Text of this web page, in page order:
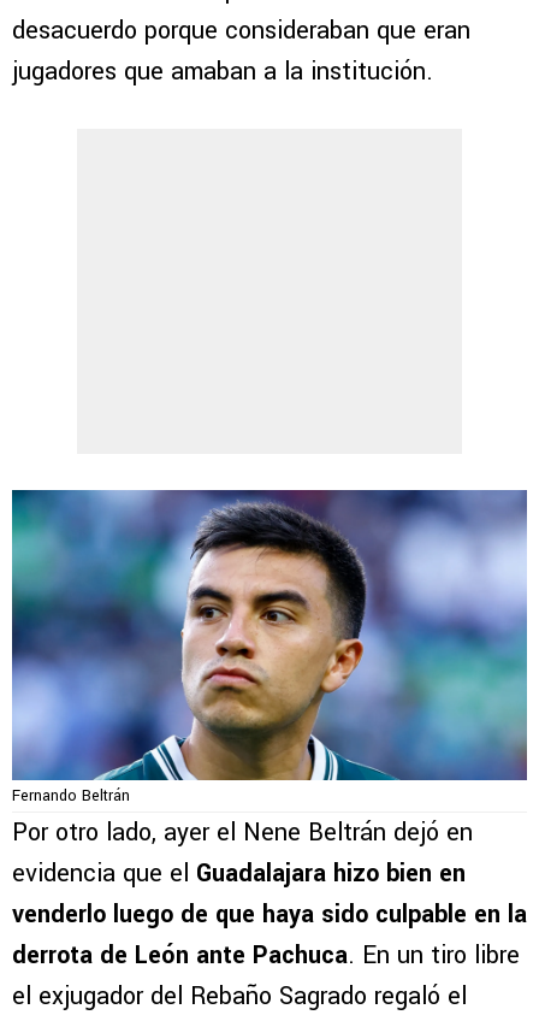
desacuerdo porque consideraban que eran
jugadores que amaban a la institución.
Fernando Beltrán
Por otro lado, ayer el Nene Beltrán dejó en
evidencia que el Guadalajara hizo bien en
venderlo luego de que haya sido culpable en la
derrota de León ante Pachuca. En un tiro libre
el exjugador del Rebaño Sagrado regaló el